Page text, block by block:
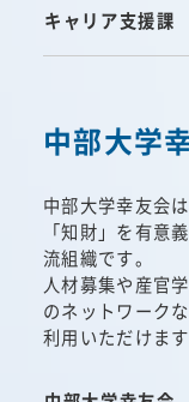
キャリア支援課
中部大学
中部大学幸友会
「知財」を有意
流組織です。
人材募集や産官
のネットワーク
利用いただけます